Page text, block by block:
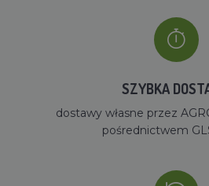
SZYBKA
dostawy własne przez
pośrednictwem